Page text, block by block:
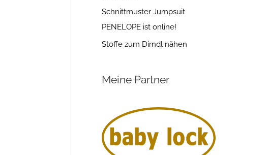
Schnittmuster Jumpsuit
PENELOPE ist online!
Stoffe zum Dirndl nähen
Meine Partner